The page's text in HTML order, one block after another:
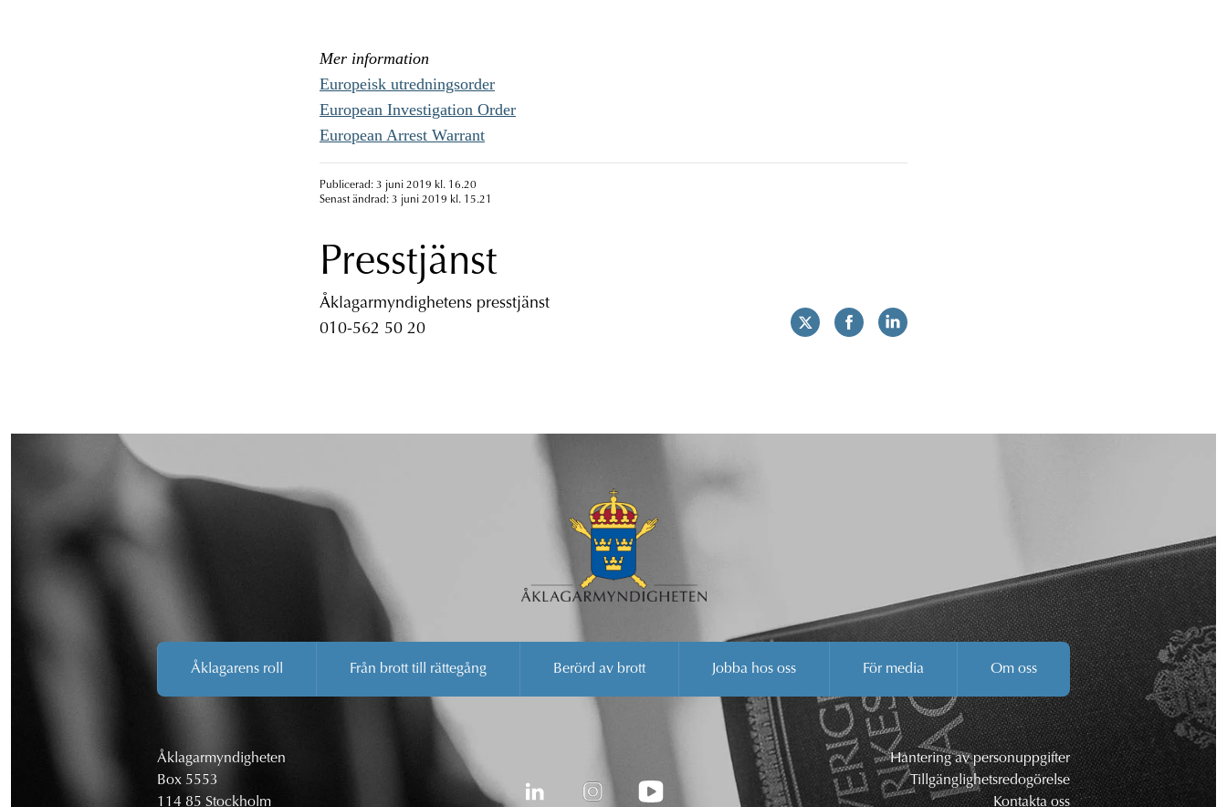
Mer information
Europeisk utredningsorder
European Investigation Order
European Arrest Warrant
Publicerad: 3 juni 2019 kl. 16.20
Senast ändrad: 3 juni 2019 kl. 15.21
Presstjänst
Åklagarmyndighetens presstjänst
010-562 50 20
Åklagarens roll Från brott till rättegång Berörd av brott Jobba hos oss För media Om oss
Åklagarmyndigheten
Box 5553
114 85 Stockholm
Hantering av personuppgifter
Tillgänglighetsredogörelse
Kontakta oss